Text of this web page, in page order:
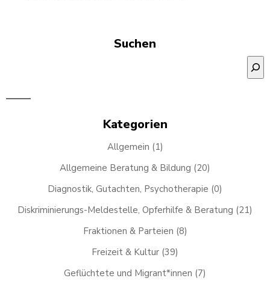
Suchen
Kategorien
Allgemein (1)
Allgemeine Beratung & Bildung (20)
Diagnostik, Gutachten, Psychotherapie (0)
Diskriminierungs-Meldestelle, Opferhilfe & Beratung (21)
Fraktionen & Parteien (8)
Freizeit & Kultur (39)
Geflüchtete und Migrant*innen (7)